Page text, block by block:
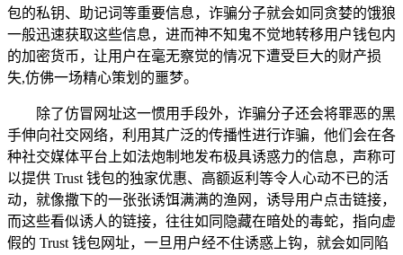
包的私钥、助记词等重要信息，诈骗分子就会如同贪婪的饿狼
一般迅速获取这些信息，进而神不知鬼不觉地转移用户钱包内
的加密货币，让用户在毫无察觉的情况下遭受巨大的财产损
失,仿佛一场精心策划的噩梦。
除了仿冒网址这一惯用手段外，诈骗分子还会将罪恶的黑
手伸向社交网络，利用其广泛的传播性进行诈骗，他们会在各
种社交媒体平台上如法炮制地发布极具诱惑力的信息，声称可
以提供 Trust 钱包的独家优惠、高额返利等令人心动不已的活
动，就像撒下的一张张诱饵满满的渔网，诱导用户点击链接，
而这些看似诱人的链接，往往如同隐藏在暗处的毒蛇，指向虚
假的 Trust 钱包网址，一旦用户经不住诱惑上钩，就会如同陷